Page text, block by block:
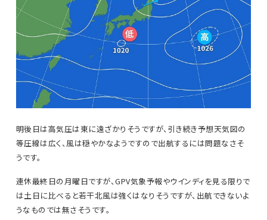
明後日は高気圧は東に遠ざかりそうですが、引き続き予想天気図の
等圧線は広く、風は穏やかなようですので出航するには問題なさそ
うです。
連休最終日の月曜日ですが、GPV気象予報やウインディを見る限りで
は土日に比べると若干北風は強くはなりそうですが、出航できないよ
うなものでは無さそうです。